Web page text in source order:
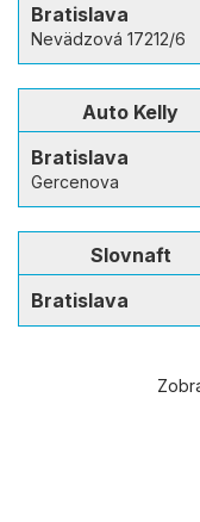
Bratislava
Nevädzová 17212/6
Auto Kelly
Bratislava
Gercenova
Slovnaft
Bratislava